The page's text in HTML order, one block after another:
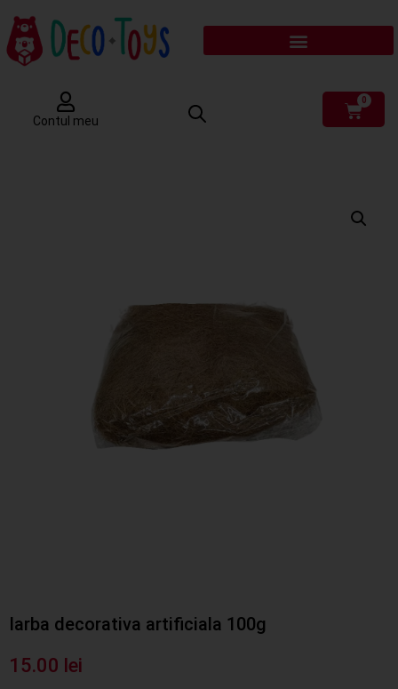
Contul meu
0
Iarba decorativa artificiala 100g
15.00 lei